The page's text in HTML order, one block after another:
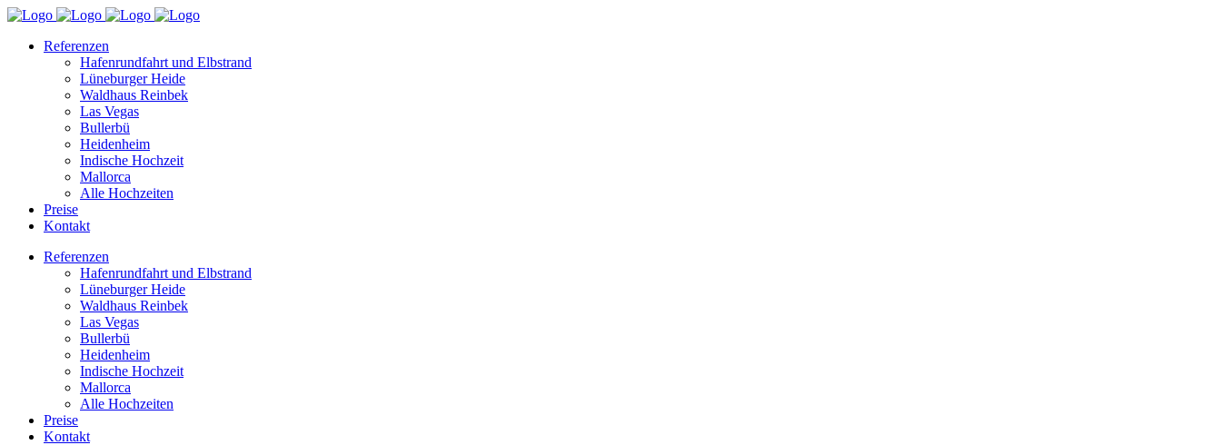
Referenzen
Hafenrundfahrt und Elbstrand
Lüneburger Heide
Waldhaus Reinbek
Las Vegas
Bullerbü
Heidenheim
Indische Hochzeit
Mallorca
Alle Hochzeiten
Preise
Kontakt
Referenzen
Hafenrundfahrt und Elbstrand
Lüneburger Heide
Waldhaus Reinbek
Las Vegas
Bullerbü
Heidenheim
Indische Hochzeit
Mallorca
Alle Hochzeiten
Preise
Kontakt